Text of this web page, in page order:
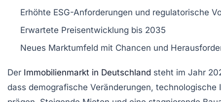
Erhöhte ESG-Anforderungen und regulatorische
Erwartete Preisentwicklung bis 2035
Neues Marktumfeld mit Chancen und
Der Immobilienmarkt in Deutschland steht im Jahr
dass demografische Veränderungen,